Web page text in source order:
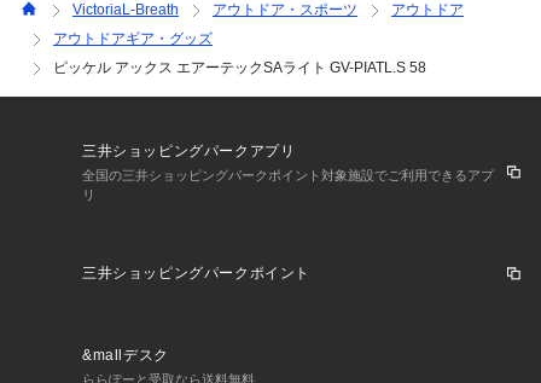
VictoriaL-Breath アウトドア・スポーツ
アウトドア
アウトドアギア・グッズ
ピッケル アックス エアーテックSAライト GV-PIATL.S 58
三井ショッピングパークアプリ
全国の三井ショッピングパークポイント対象施設でご利用できるアプ
リ
三井ショッピングパークポイント
&mallデスク
ららぽーと受取なら送料無料